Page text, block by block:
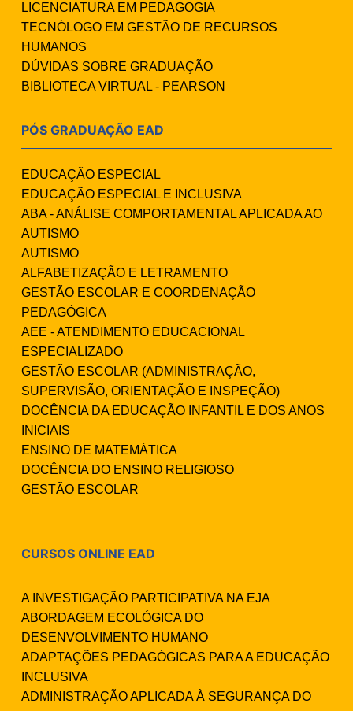
LICENCIATURA EM PEDAGOGIA
TECNÓLOGO EM GESTÃO DE RECURSOS
HUMANOS
DÚVIDAS SOBRE GRADUAÇÃO
BIBLIOTECA VIRTUAL - PEARSON
PÓS GRADUAÇÃO EAD
EDUCAÇÃO ESPECIAL
EDUCAÇÃO ESPECIAL E INCLUSIVA
ABA - ANÁLISE COMPORTAMENTAL APLICADA AO
AUTISMO
AUTISMO
ALFABETIZAÇÃO E LETRAMENTO
GESTÃO ESCOLAR E COORDENAÇÃO
PEDAGÓGICA
AEE - ATENDIMENTO EDUCACIONAL
ESPECIALIZADO
GESTÃO ESCOLAR (ADMINISTRAÇÃO,
SUPERVISÃO, ORIENTAÇÃO E INSPEÇÃO)
DOCÊNCIA DA EDUCAÇÃO INFANTIL E DOS ANOS
INICIAIS
ENSINO DE MATEMÁTICA
DOCÊNCIA DO ENSINO RELIGIOSO
GESTÃO ESCOLAR
CURSOS ONLINE EAD
A INVESTIGAÇÃO PARTICIPATIVA NA EJA
ABORDAGEM ECOLÓGICA DO
DESENVOLVIMENTO HUMANO
ADAPTAÇÕES PEDAGÓGICAS PARA A EDUCAÇÃO
INCLUSIVA
ADMINISTRAÇÃO APLICADA À SEGURANÇA DO